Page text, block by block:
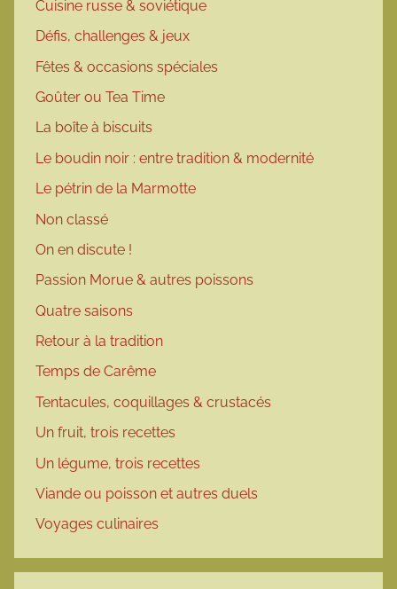
Cuisine russe & soviétique
Défis, challenges & jeux
Fêtes & occasions spéciales
Goûter ou Tea Time
La boîte à biscuits
Le boudin noir : entre tradition & modernité
Le pétrin de la Marmotte
Non classé
On en discute !
Passion Morue & autres poissons
Quatre saisons
Retour à la tradition
Temps de Carême
Tentacules, coquillages & crustacés
Un fruit, trois recettes
Un légume, trois recettes
Viande ou poisson et autres duels
Voyages culinaires